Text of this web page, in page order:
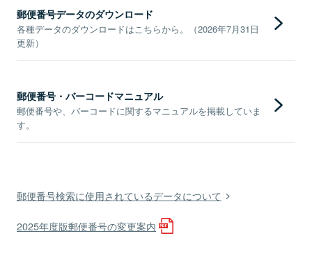
郵便番号データのダウンロード
各種データのダウンロードはこちらから。（2026年7月31日
更新）
郵便番号・バーコードマニュアル
郵便番号や、バーコードに関するマニュアルを掲載していま
す。
郵便番号検索に使用されているデータについて
2025年度版郵便番号の変更案内